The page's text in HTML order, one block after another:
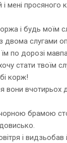
мені просяного
і будь моїм
слугами
по дорозі
стати твоїм
корж!
вони вчотирьох
брамою
і